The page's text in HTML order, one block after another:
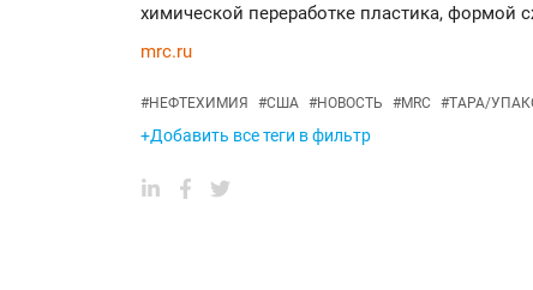
химической переработке пластика, формой
mrc.ru
#НЕФТЕХИМИЯ #США #НОВОСТЬ #MRC #ТАРА/
+Добавить все теги в фильтр